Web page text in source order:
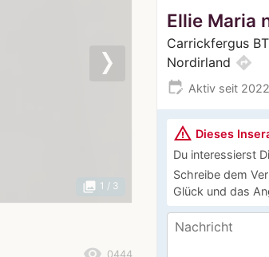
Ellie Maria
Carrickfergus
Nordirland directions
edit_calendar Aktiv seit 2022
warning_amber Dieses
Du interessierst
Schreibe dem
Glück und das
Next
photo_library 1 / 3
0444